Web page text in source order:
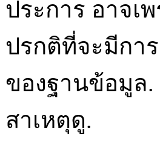
ประการ อาจเ
ปรกติที่จะมีกา
ของฐานข้อมูล
สาเหตุดู.